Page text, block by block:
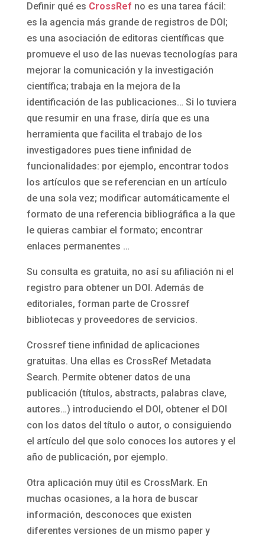
Definir qué es CrossRef no es una tarea fácil:
es la agencia más grande de registros de DOI;
es una asociación de editoras científicas que
promueve el uso de las nuevas tecnologías para
mejorar la comunicación y la investigación
científica; trabaja en la mejora de la
identificación de las publicaciones… Si lo tuviera
que resumir en una frase, diría que es una
herramienta que facilita el trabajo de los
investigadores pues tiene infinidad de
funcionalidades: por ejemplo, encontrar todos
los artículos que se referencian en un artículo
de una sola vez; modificar automáticamente el
formato de una referencia bibliográfica a la que
le quieras cambiar el formato; encontrar
enlaces permanentes …
Su consulta es gratuita, no así su afiliación ni el
registro para obtener un DOI. Además de
editoriales, forman parte de Crossref
bibliotecas y proveedores de servicios.
Crossref tiene infinidad de aplicaciones
gratuitas. Una ellas es CrossRef Metadata
Search. Permite obtener datos de una
publicación (títulos, abstracts, palabras clave,
autores…) introduciendo el DOI, obtener el DOI
con los datos del título o autor, o consiguiendo
el artículo del que solo conoces los autores y el
año de publicación, por ejemplo.
Otra aplicación muy útil es CrossMark. En
muchas ocasiones, a la hora de buscar
información, desconoces que existen
diferentes versiones de un mismo paper y